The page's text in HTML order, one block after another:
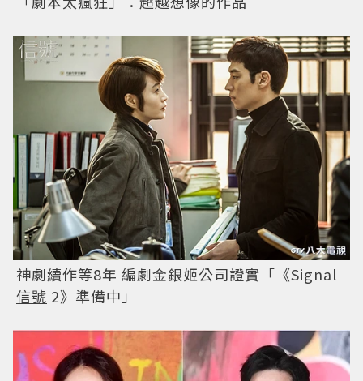
神劇續作等8年 編劇金銀姬公司證實「《Signal
信號 2》準備中」